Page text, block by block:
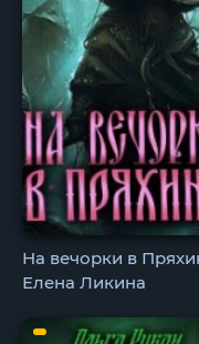
На вечорки в
Елена Ликина